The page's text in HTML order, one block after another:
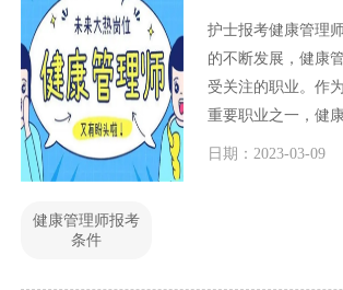
护士报考健康管理
的不断发展，健康
受关注的职业。作
重要职业之一，健
协助医疗机构管理
要具备哪些条件呢
日期：2023-03-09
健康管理师报考
条件